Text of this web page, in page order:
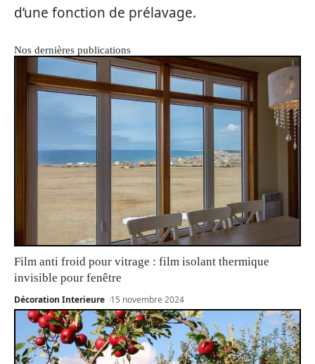
d’une fonction de prélavage.
Nos dernières publications
Film anti froid pour vitrage : film isolant thermique
invisible pour fenêtre
Décoration Interieure 15 novembre 2024